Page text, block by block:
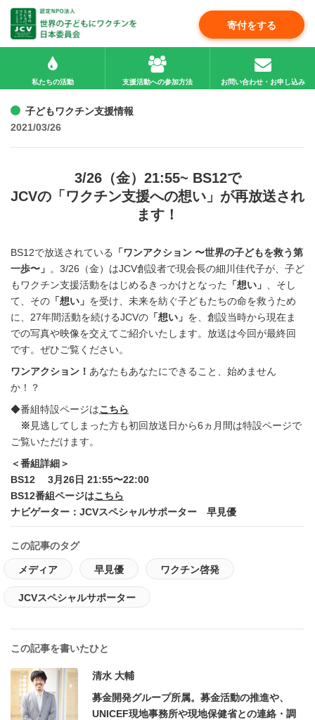
寄付をする
私たちの活動 支援活動への参加方法 お問い合わせ・お申し込み
子どもワクチン支援情報
2021/03/26
3/26（金）21:55~ BS12で
JCVの「ワクチン支援への想い」が再放送され
ます！
BS12で放送されている
「ワンアクション 〜世界の子どもを救う第
一歩〜」 。3/26（金）はJCV創設者で現会長の細川佳代子が、子ど
もワクチン支援活動をはじめるきっかけとなった
「想い」
、そし
て、その 「想い」 を受け、未来を紡ぐ子どもたちの命を救うため
に、27年間活動を続けるJCVの 「想い」 を、創設当時から現在ま
での写真や映像を交えてご紹介いたします。放送は今回が最終回
です。ぜひご覧ください。
ワンアクション！ あなたもあなたにできること、始めません
か！？
◆番組特設ページはこちら
※ 見逃してしまった方も初回放送日から6ヵ月間は特設ページで
ご覧いただけます。
＜番組詳細＞
BS12 3月26日 21:55〜22:00
BS12番組ページはこちら
ナビゲーター：JCVスペシャルサポーター 早見優
この記事のタグ
メディア 早見優 ワクチン啓発
JCVスペシャルサポーター
この記事を書いたひと
清水 大輔
募金開発グループ所属。募金活動の推進や、
UNICEF現地事務所や現地保健省との連絡・調